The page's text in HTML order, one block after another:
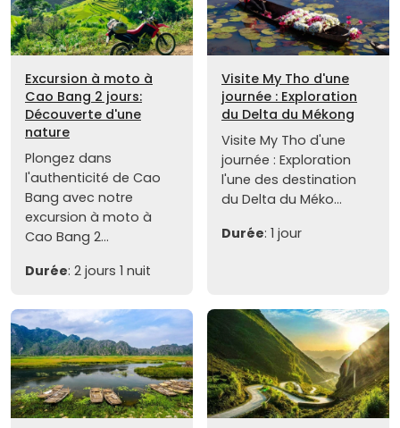
Excursion à moto à
Cao Bang 2 jours:
Découverte d'une
nature
Plongez dans
l'authenticité de Cao
Bang avec notre
excursion à moto à
Cao Bang 2...
Durée: 2 jours 1 nuit
Visite My Tho d'une
journée : Exploration
du Delta du Mékong
Visite My Tho d'une
journée : Exploration
l'une des destination
du Delta du Méko...
Durée: 1 jour